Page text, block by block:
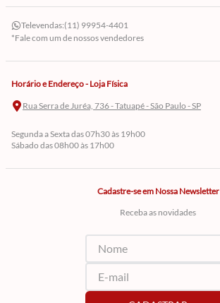
Televendas:(11) 99954-4401
*Fale com um de nossos vendedores
Horário e Endereço - Loja Física
Rua Serra de Juréa, 736 - Tatuapé - São Paulo - SP
Segunda a Sexta das 07h30 às 19h00
Sábado das 08h00 às 17h00
Cadastre-se em Nossa Newsletter
Receba as novidades